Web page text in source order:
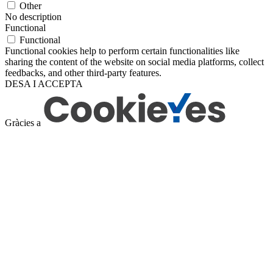
Other
No description
Functional
Functional
Functional cookies help to perform certain functionalities like
sharing the content of the website on social media platforms, collect
feedbacks, and other third-party features.
DESA I ACCEPTA
Gràcies a